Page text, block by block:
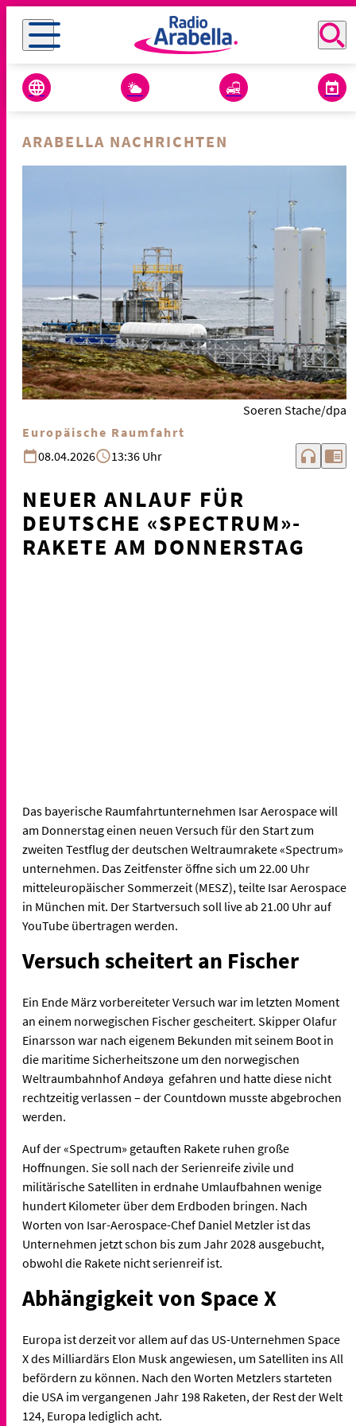
ARABELLA NACHRICHTEN
Soeren Stache/dpa
Europäische Raumfahrt
08.04.2026
13:36 Uhr headphones chrome_reader_mode
NEUER ANLAUF FÜR
DEUTSCHE «SPECTRUM»-
RAKETE AM DONNERSTAG
Das bayerische Raumfahrtunternehmen Isar Aerospace will
am Donnerstag einen neuen Versuch für den Start zum
zweiten Testflug der deutschen Weltraumrakete «Spectrum»
unternehmen. Das Zeitfenster öffne sich um 22.00 Uhr
mitteleuropäischer Sommerzeit (MESZ), teilte Isar Aerospace
in München mit. Der Startversuch soll live ab 21.00 Uhr auf
YouTube übertragen werden.
Versuch scheitert an Fischer
Ein Ende März vorbereiteter Versuch war im letzten Moment
an einem norwegischen Fischer gescheitert. Skipper Olafur
Einarsson war nach eigenem Bekunden mit seinem Boot in
die maritime Sicherheitszone um den norwegischen
Weltraumbahnhof Andøya gefahren und hatte diese nicht
rechtzeitig verlassen – der Countdown musste abgebrochen
werden.
Auf der «Spectrum» getauften Rakete ruhen große
Hoffnungen. Sie soll nach der Serienreife zivile und
militärische Satelliten in erdnahe Umlaufbahnen wenige
hundert Kilometer über dem Erdboden bringen. Nach
Worten von Isar-Aerospace-Chef Daniel Metzler ist das
Unternehmen jetzt schon bis zum Jahr 2028 ausgebucht,
obwohl die Rakete nicht serienreif ist.
Abhängigkeit von Space X
Europa ist derzeit vor allem auf das US-Unternehmen Space
X des Milliardärs Elon Musk angewiesen, um Satelliten ins All
befördern zu können. Nach den Worten Metzlers starteten
die USA im vergangenen Jahr 198 Raketen, der Rest der Welt
124, Europa lediglich acht.